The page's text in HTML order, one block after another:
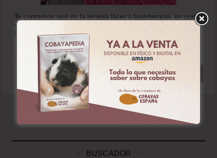
Te contamos qué es la terapia láser o laserterapia, en qué
casos puede resultar de ayuda a los cobayas y qué
beneficios les aporta.
Leer más
BUSCADOR